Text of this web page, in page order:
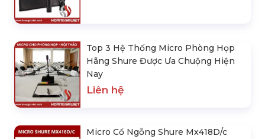
Top 3 Hệ Thống Micro Phòng Họp
Hãng Shure Được Ưa Chuộng Hiện
Nay
Liên hệ
Micro Cổ Ngỗng Shure Mx418D/c